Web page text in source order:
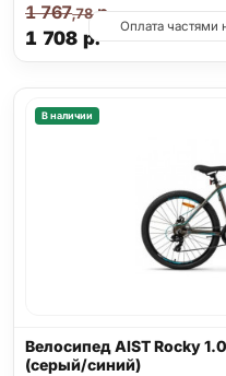
1 708 р.
1 767,78р.
Оплата частями
В наличии
Велосипед AIST Rocky
(серый/синий)